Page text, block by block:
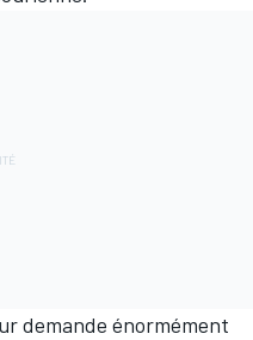
demande énormément